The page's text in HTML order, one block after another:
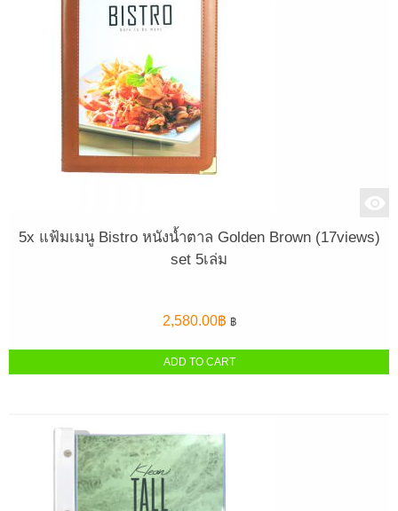
5x แฟ้มเมนู Bistro หนังน้ำตาล Golden Brown (17views)
set 5เล่ม
2,580.00฿ ฿
ADD TO CART